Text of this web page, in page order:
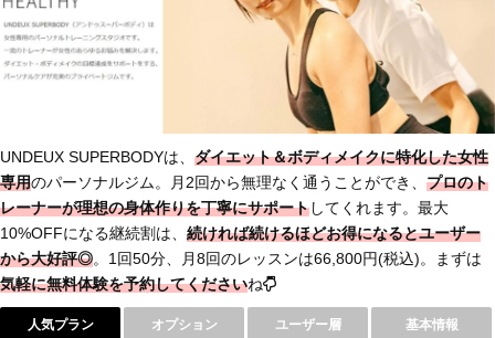
UNDEUX SUPERBODYは、 ダイエット＆ボディメイクに特化した女性
専用のパーソナルジム。月2回から無理なく通うことができ、 プロのト
レーナーが理想の身体作りを丁寧にサポートしてくれます。最大
10%OFFになる継続割は、 続ければ続けるほどお得になるとユーザー
から大好評◎。1回50分、月8回のレッスンは66,800円(税込)。まずは
気軽に無料体験を予約してくださいね
人気プラン オプション ユーザー層 基本情報